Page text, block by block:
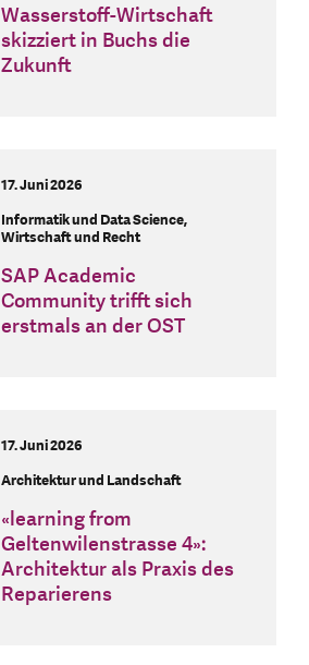
Wasserstoff-Wirtschaft
skizziert in Buchs die
Zukunft
17. Juni 2026
Informatik und Data Science,
Wirtschaft und Recht
SAP Academic
Community trifft sich
erstmals an der OST
17. Juni 2026
Architektur und Landschaft
«learning from
Geltenwilenstrasse 4»:
Architektur als Praxis des
Reparierens